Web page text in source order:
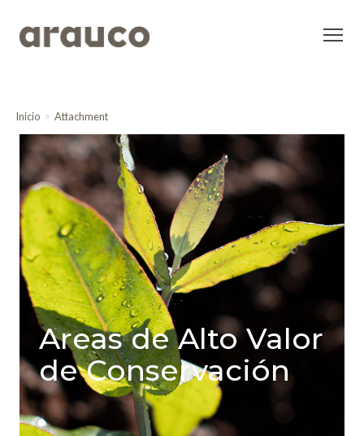
Inicio Attachment
Areas de Alto Valor
de Conservación